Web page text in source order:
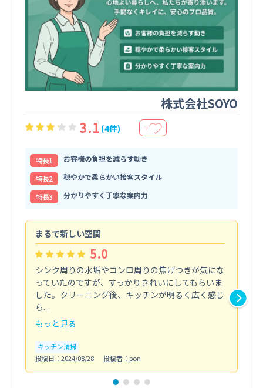
株式会社SOYO
3.1 (4件) ＋
特⻑1
お客様の負担を減らす動き
特⻑2
穏やかで柔らかい接客スタイル
特⻑3
分かりやすく丁寧な案内力
まるで新しい空間
5.0
シンク周りの水垢やコンロ周りの焦げつきが気にな
っていたのですが、すっかりきれいにしてもらいま
した。クリーニング後、キッチンが明るく広く感じ
ら...
もっと見る
キッチン清掃
投稿日：2024/08/28
投稿者：pon